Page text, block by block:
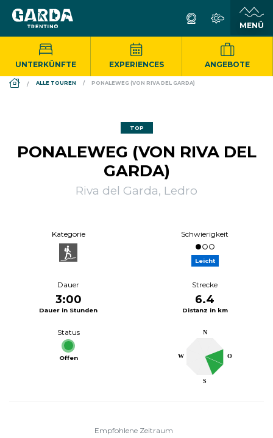
UNTERKÜNFTE EXPERIENCES ANGEBOTE
DS_BREADCRUMB.HOME
ALLE TOUREN PONALEWEG (VON RIVA DEL GARDA)
TOP
PONALEWEG (VON RIVA DEL
GARDA)
Riva del Garda, Ledro
Kategorie Schwierigkeit
Leicht
Dauer
3:00
Dauer in Stunden
Strecke
6.4
Distanz in km
Status
Offen W
S
O
N
Empfohlene Zeitraum